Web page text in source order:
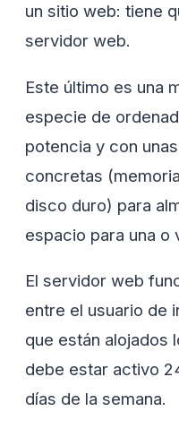
un sitio web: tiene
servidor web.
Este último es una
especie de
potencia y con
concretas
disco duro) para
espacio para una o
El servidor web
entre el usuario de
que están alojados
debe estar activo
días de la semana.